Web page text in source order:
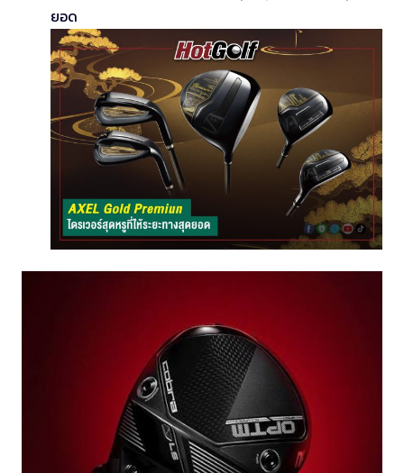
ยอด